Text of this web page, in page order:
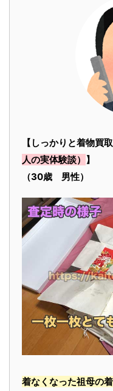
【しっかりと着物買
人の実体験談） 】
（30歳 男性）
着なくなった祖母の